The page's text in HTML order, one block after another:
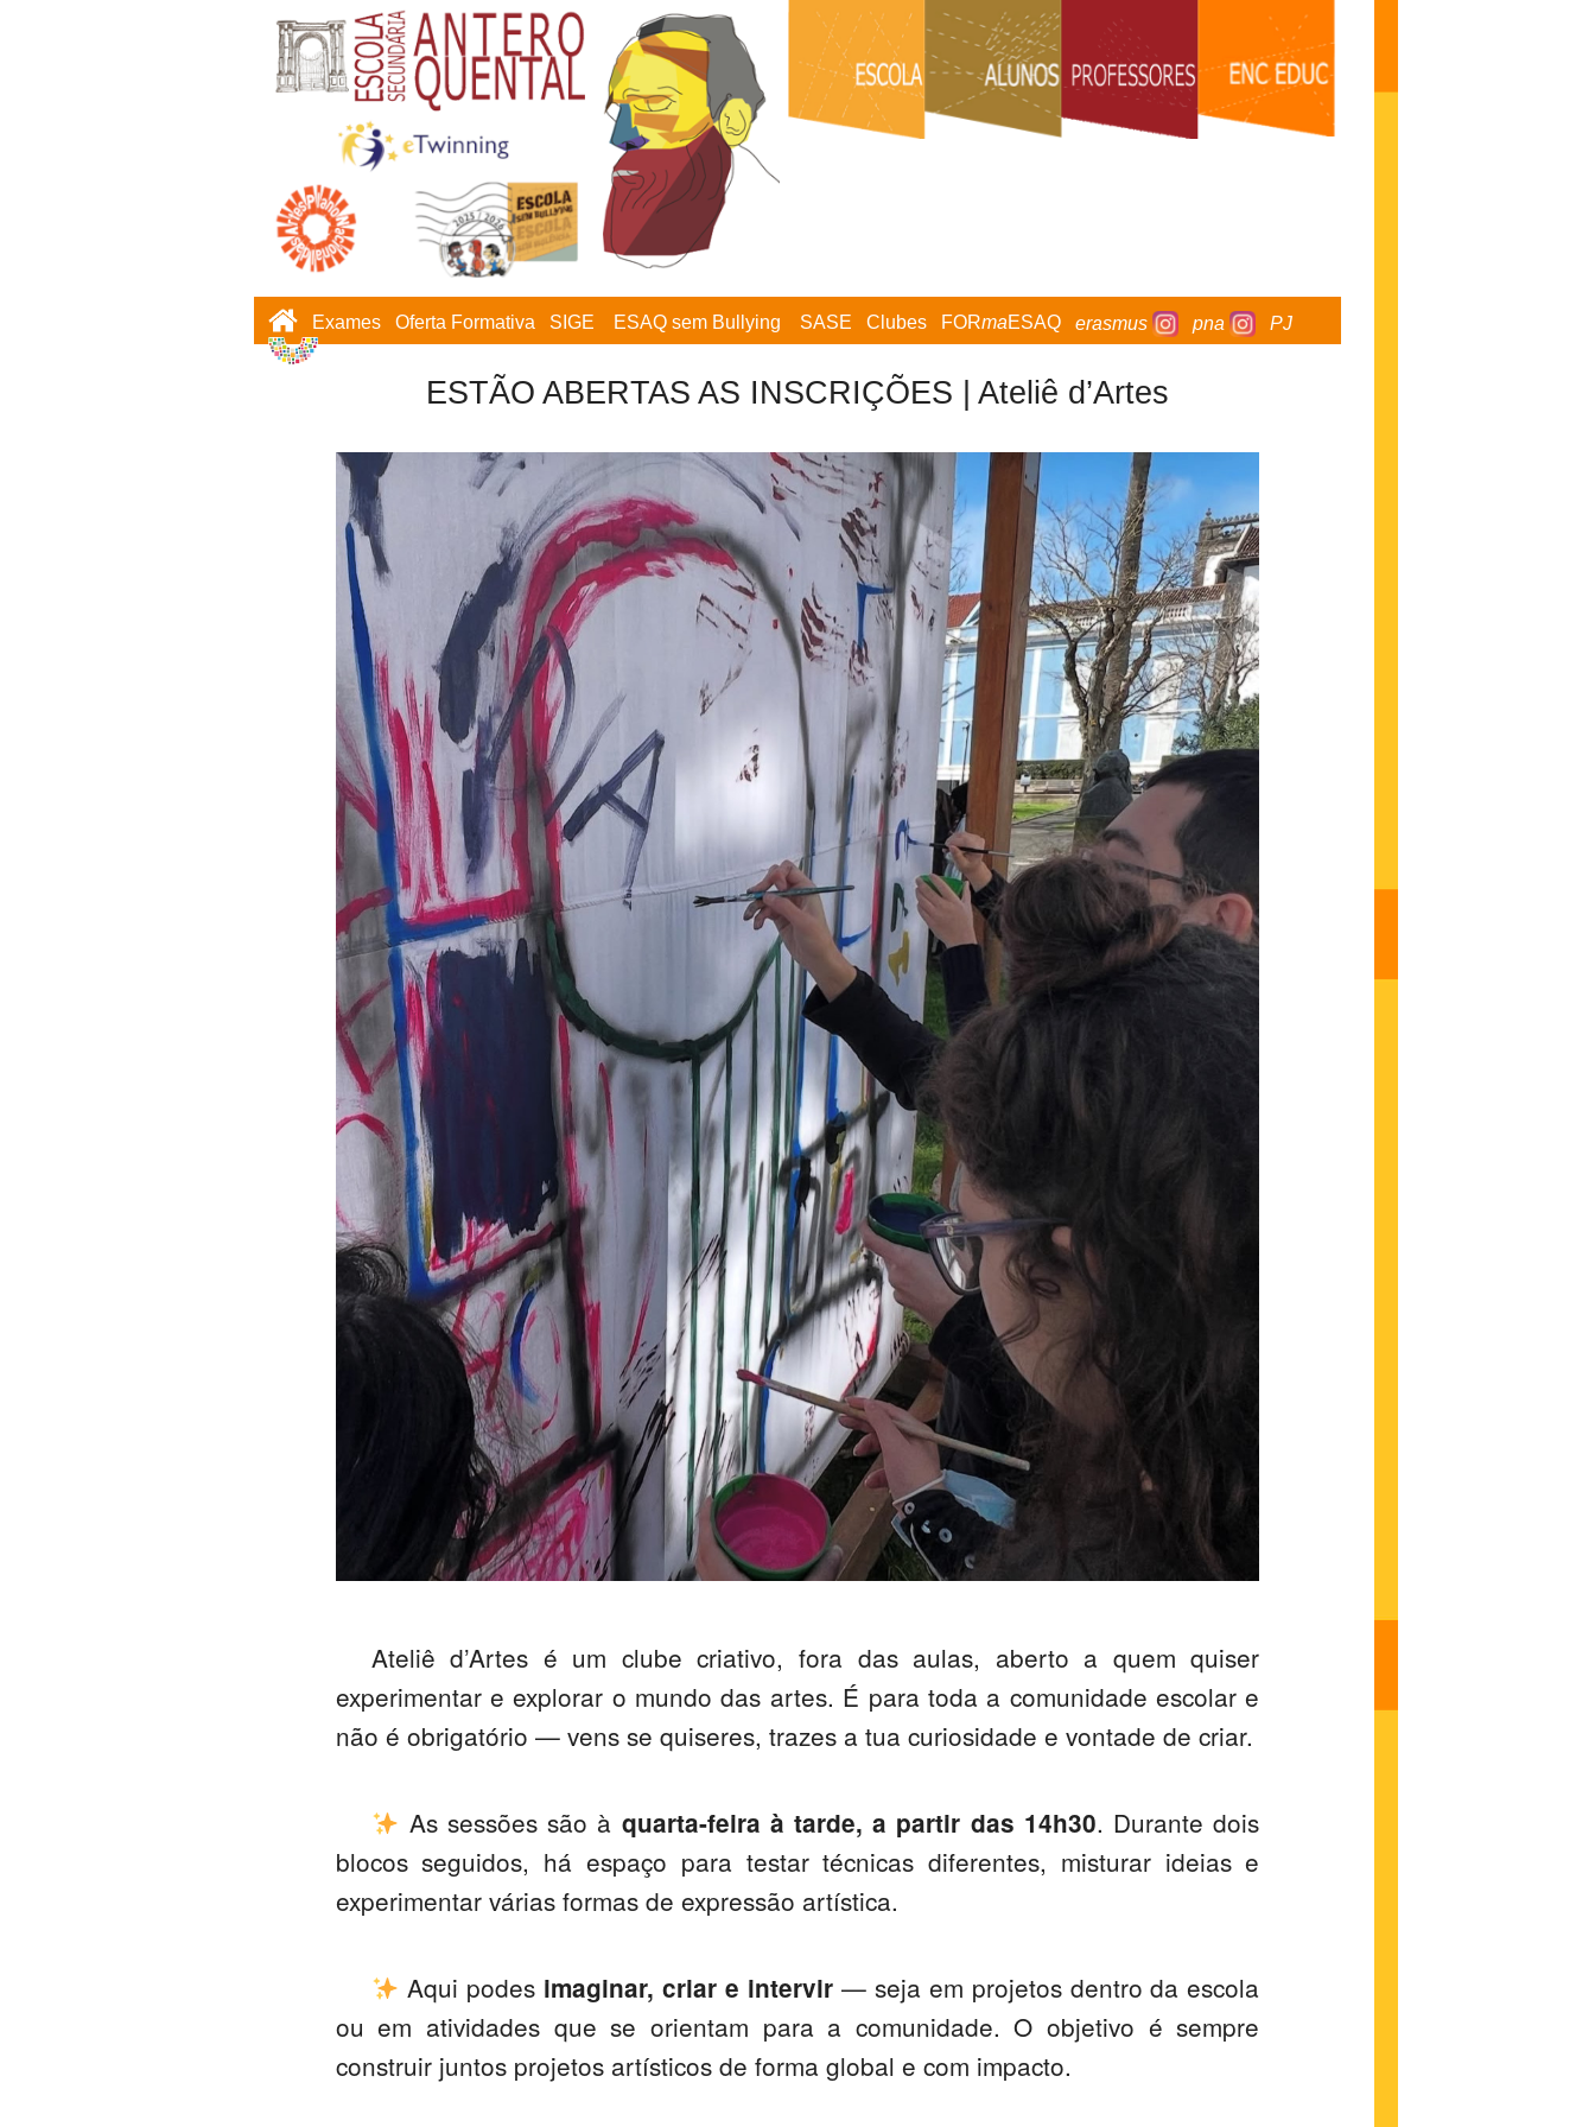
Exames Oferta Formativa SIGE ESAQ sem Bullying SASE Clubes FORmaESAQ erasmus pna PJ
ESTÃO ABERTAS AS INSCRIÇÕES | Ateliê d’Artes
Ateliê d’Artes é um clube criativo, fora das aulas, aberto a quem quiser
experimentar e explorar o mundo das artes. É para toda a comunidade escolar e
não é obrigatório — vens se quiseres, trazes a tua curiosidade e vontade de criar.
As sessões são à quarta-feira à tarde, a partir das 14h30. Durante dois
blocos seguidos, há espaço para testar técnicas diferentes, misturar ideias e
experimentar várias formas de expressão artística.
Aqui podes imaginar, criar e intervir— seja em projetos dentro da escola
ou em atividades que se orientam para a comunidade. O objetivo é sempre
construir juntos projetos artísticos de forma global e com impacto.